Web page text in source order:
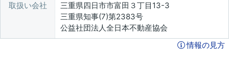
取扱い会社
三重県四日市市富田３丁目13-3
三重県知事(7)第2383号
公益社団法人全日本不動産協会
情報の見方